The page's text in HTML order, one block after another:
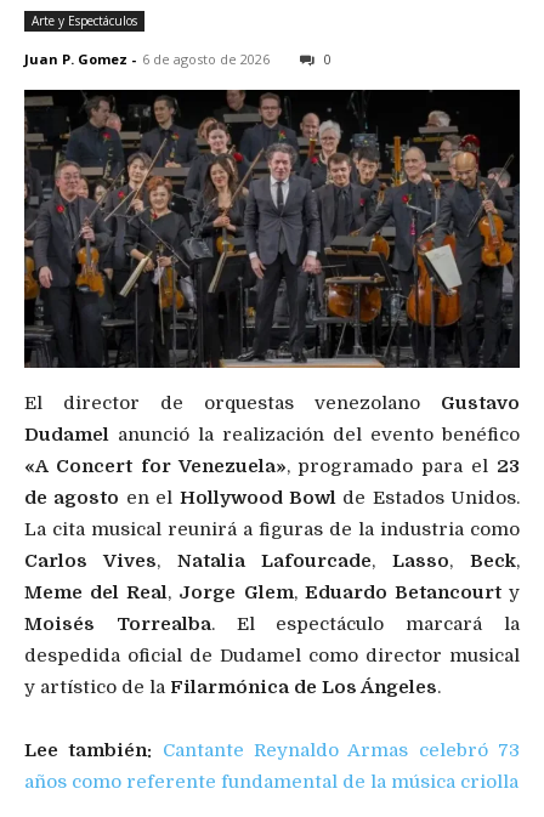
Arte y Espectáculos
Juan P. Gomez - 6 de agosto de 2026 0
El director de orquestas venezolano Gustavo
Dudamel anunció la realización del evento benéfico
«A Concert for Venezuela», programado para el 23
de agosto en el Hollywood Bowlde Estados Unidos.
La cita musical reunirá a figuras de la industria como
Carlos Vives, Natalia Lafourcade,Lasso,Beck,
Meme del Real, Jorge Glem, Eduardo Betancourty
Moisés Torrealba. El espectáculo marcará la
despedida oficial de Dudamel como director musical
y artístico de la Filarmónica de Los Ángeles.
Lee también: Cantante Reynaldo Armas celebró 73
años como referente fundamental de la música criolla